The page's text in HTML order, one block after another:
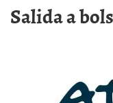
Salida a